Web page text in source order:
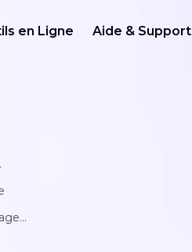
en Ligne Aide & Support